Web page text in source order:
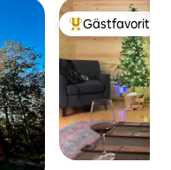
Populär
Gästfavorit